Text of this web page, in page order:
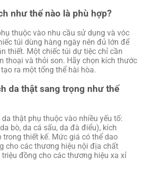
như thế nào là phù hợp?
thuộc vào nhu cầu sử dụng và vóc
túi dùng hàng ngày nên đủ lớn để
thiết. Một chiếc túi dự tiệc chỉ cần
thoại và thỏi son. Hãy chọn kích thước
ra một tổng thể hài hòa.
da thật sang trọng như thế
thật phụ thuộc vào nhiều yếu tố:
bò, da cá sấu, da đà điểu), kích
thiết kế. Mức giá có thể dao
cho các thương hiệu nội địa chất
đồng cho các thương hiệu xa xỉ